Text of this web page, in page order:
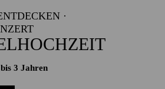
·
3 Jahren